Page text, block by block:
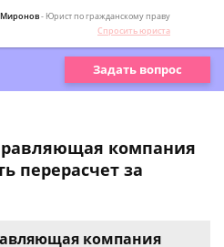
- Юрист по гражданскому праву
Спросить юриста
Задать вопрос
компания
перерасчет за
компания